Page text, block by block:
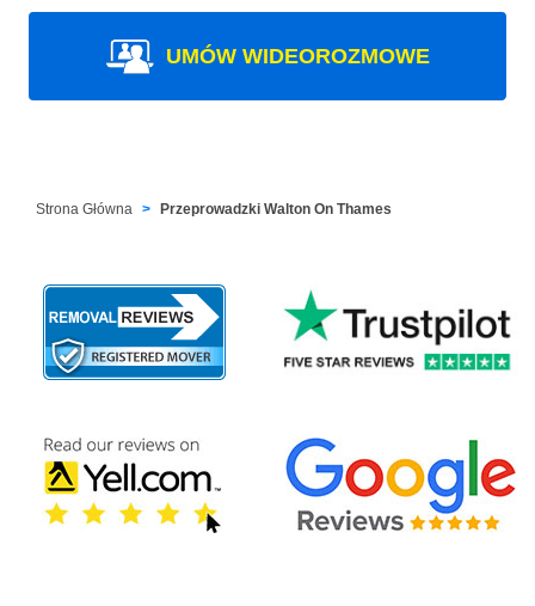
UMÓW WIDEOROZMOWE
Strona Główna Przeprowadzki Walton On Thames